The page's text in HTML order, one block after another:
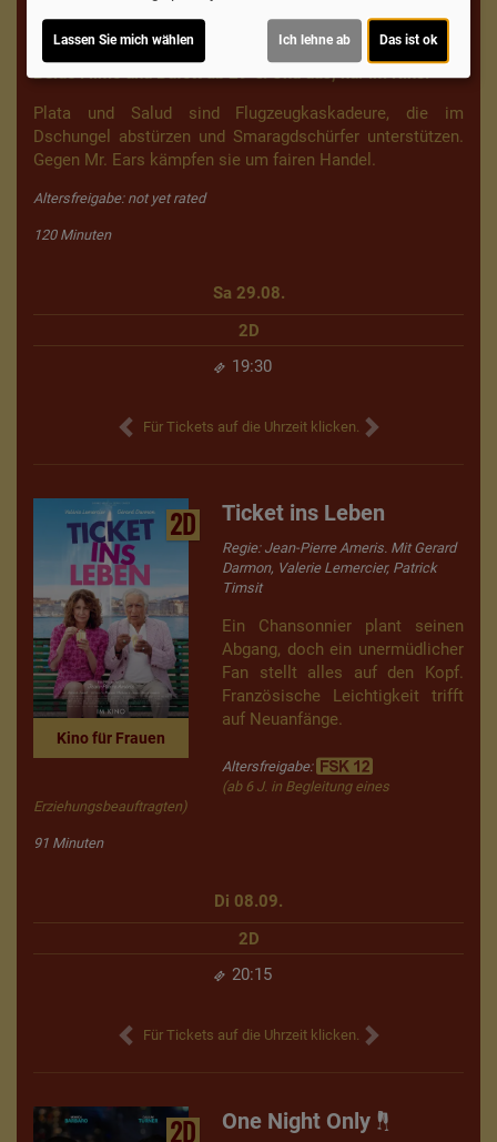
Missionare". Dazu gibt es in der Pause ein " Südamerika-
Büfett".
Beide Filme und Büfett ab 29 €. Und das, nur im Kino.
Plata und Salud sind Flugzeugkaskadeure, die im
Dschungel abstürzen und Smaragdschürfer unterstützen.
Gegen Mr. Ears kämpfen sie um fairen Handel.
Altersfreigabe: not yet rated
120 Minuten
Sa 29.08.
19:30
2D
Für Tickets auf die Uhrzeit klicken.
2D
Kino für Frauen
Ticket ins Leben
Regie: Jean-Pierre Ameris. Mit Gerard
Darmon, Valerie Lemercier, Patrick
Timsit
Ein Chansonnier plant seinen
Abgang, doch ein unermüdlicher
Fan stellt alles auf den Kopf.
Französische Leichtigkeit trifft
auf Neuanfänge.
Altersfreigabe:
(ab 6 J. in Begleitung eines
Erziehungsbeauftragten)
91 Minuten
Di 08.09.
20:15
2D
Für Tickets auf die Uhrzeit klicken.
2D One Night Only
Lassen Sie mich wählen Ich lehne ab Das ist ok